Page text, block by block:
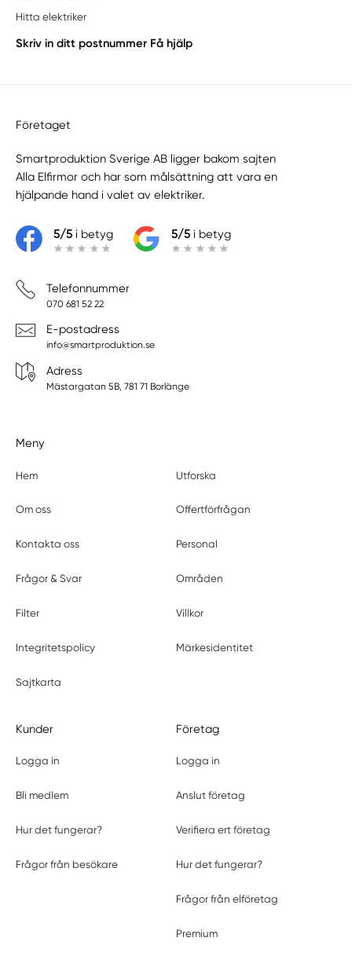
Hitta elektriker
Skriv in ditt postnummer Få hjälp
Företaget
Smartproduktion Sverige AB ligger bakom sajten
Alla Elfirmor och har som målsättning att vara en
hjälpande hand i valet av elektriker.
5/5i betyg 5/5i betyg
Telefonnummer
070 681 52 22
E-postadress
info@smartproduktion.se
Adress
Mästargatan 5B, 781 71 Borlänge
Meny
Hem Utforska
Om oss Offertförfrågan
Kontakta oss Personal
Frågor & Svar Områden
Filter Villkor
Integritetspolicy Märkesidentitet
Sajtkarta
Kunder
Logga in
Bli medlem
Hur det fungerar?
Frågor från besökare
Företag
Logga in
Anslut företag
Verifiera ert företag
Hur det fungerar?
Frågor från elföretag
Premium